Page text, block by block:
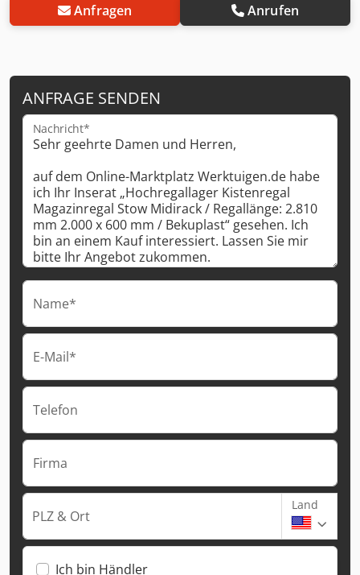
Anfragen Anrufen
ANFRAGE SENDEN
Nachricht*
Name*
E-Mail*
Telefon
Firma
PLZ & Ort
Land
Ich bin Händler